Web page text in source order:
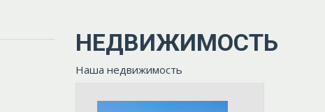
НЕДВИЖИМОСТЬ
Наша недвижимость